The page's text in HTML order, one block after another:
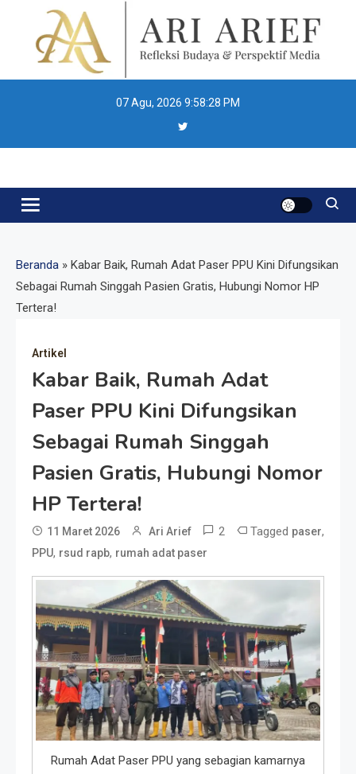
content
07 Agu, 2026 9:58:29 PM
Ari Arief
Beranda » Kabar Baik, Rumah Adat Paser PPU Kini Difungsikan
Sebagai Rumah Singgah Pasien Gratis, Hubungi Nomor HP
Tertera!
Artikel
Kabar Baik, Rumah Adat
Paser PPU Kini Difungsikan
Sebagai Rumah Singgah
Pasien Gratis, Hubungi Nomor
HP Tertera!
11 Maret 2026 Ari Arief 2 Tagged paser,
PPU, rsud rapb, rumah adat paser
Rumah Adat Paser PPU yang sebagian kamarnya